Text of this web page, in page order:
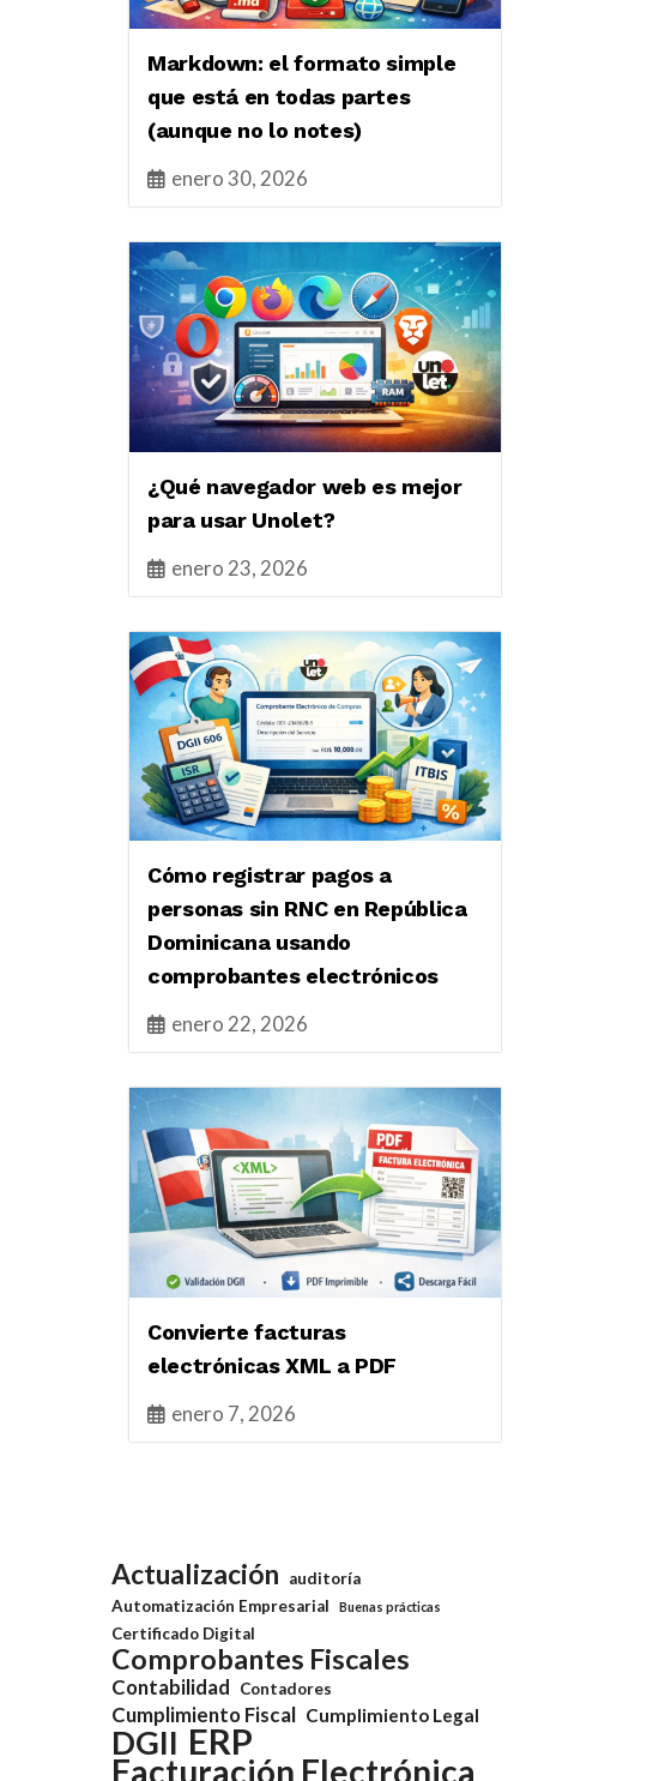
Markdown: el formato simple
que está en todas partes
(aunque no lo notes)
enero 30, 2026
¿Qué navegador web es mejor
para usar Unolet?
enero 23, 2026
Cómo registrar pagos a
personas sin RNC en República
Dominicana usando
comprobantes electrónicos
enero 22, 2026
Convierte facturas
electrónicas XML a PDF
enero 7, 2026
Actualización
auditoría
Automatización Empresarial
Buenas prácticas
Certificado Digital
Comprobantes Fiscales
Contabilidad Contadores
Cumplimiento Fiscal Cumplimiento Legal
DGII ERP
Facturación Electrónica